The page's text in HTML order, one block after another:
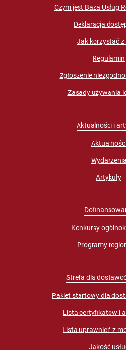
Czym jest Baza Usług
Deklaracja
Jak korzystać z
Regulamin
Zgłoszenie
Zasady używania
Aktualności i
Aktualności
Wydarzenia
Artykuły
Konkursy
Programy
Strefa dla
Pakiet startowy dla
Lista certyfikatów i
Lista uprawnień z
Jakość